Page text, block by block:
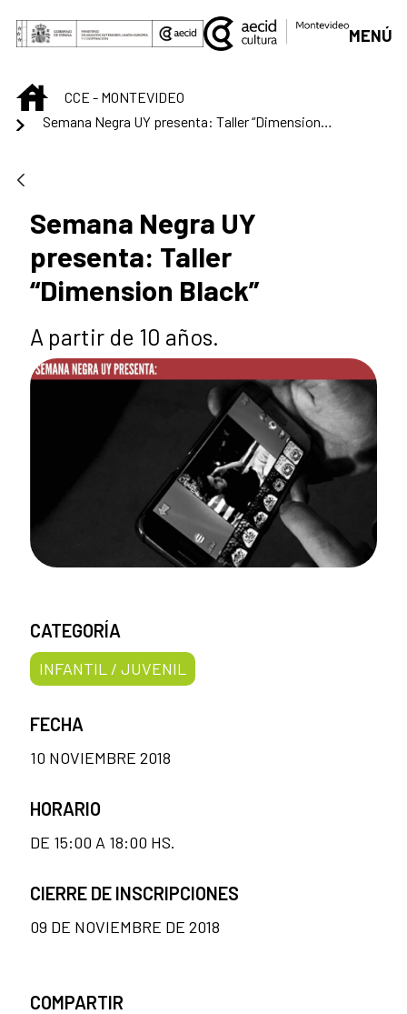
Saltar al contenido principal
MENÚ
INICIOCCE - MONTEVIDEO
Semana Negra UY presenta: Taller “Dimension Black”
Semana Negra UY
presenta: Taller
“Dimension Black”
A partir de 10 años.
CATEGORÍA
INFANTIL / JUVENIL
FECHA
10 NOVIEMBRE 2018
HORARIO
DE 15:00 A 18:00 HS.
CIERRE DE INSCRIPCIONES
09 DE NOVIEMBRE DE 2018
COMPARTIR